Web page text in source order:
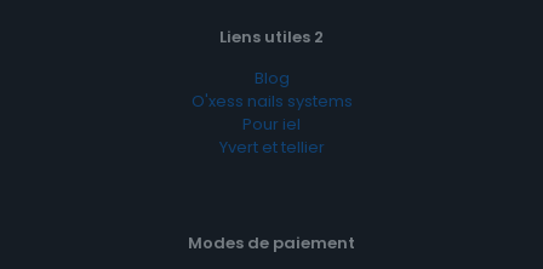
Liens utiles 2
Blog
O'xess nails systems
Pour iel
Yvert et tellier
Modes de paiement